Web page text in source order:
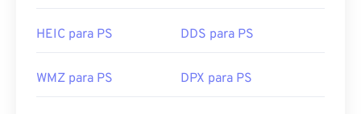
HEIC para PS DDS para PS
WMZ para PS DPX para PS